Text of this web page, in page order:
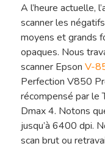
A l’heure actuelle,
scanner les
moyens et grands
opaques. Nous
scanner Epson V-
Perfection V850
récompensé par le
Dmax 4. Notons
jusqu’à 6400 dpi.
scan brut ou